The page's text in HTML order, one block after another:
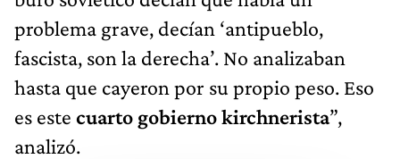
problema grave, decían ‘antipueblo,
fascista, son la derecha’. No analizaban
hasta que cayeron por su propio peso. Eso
es este cuarto gobierno kirchnerista”,
analizó.